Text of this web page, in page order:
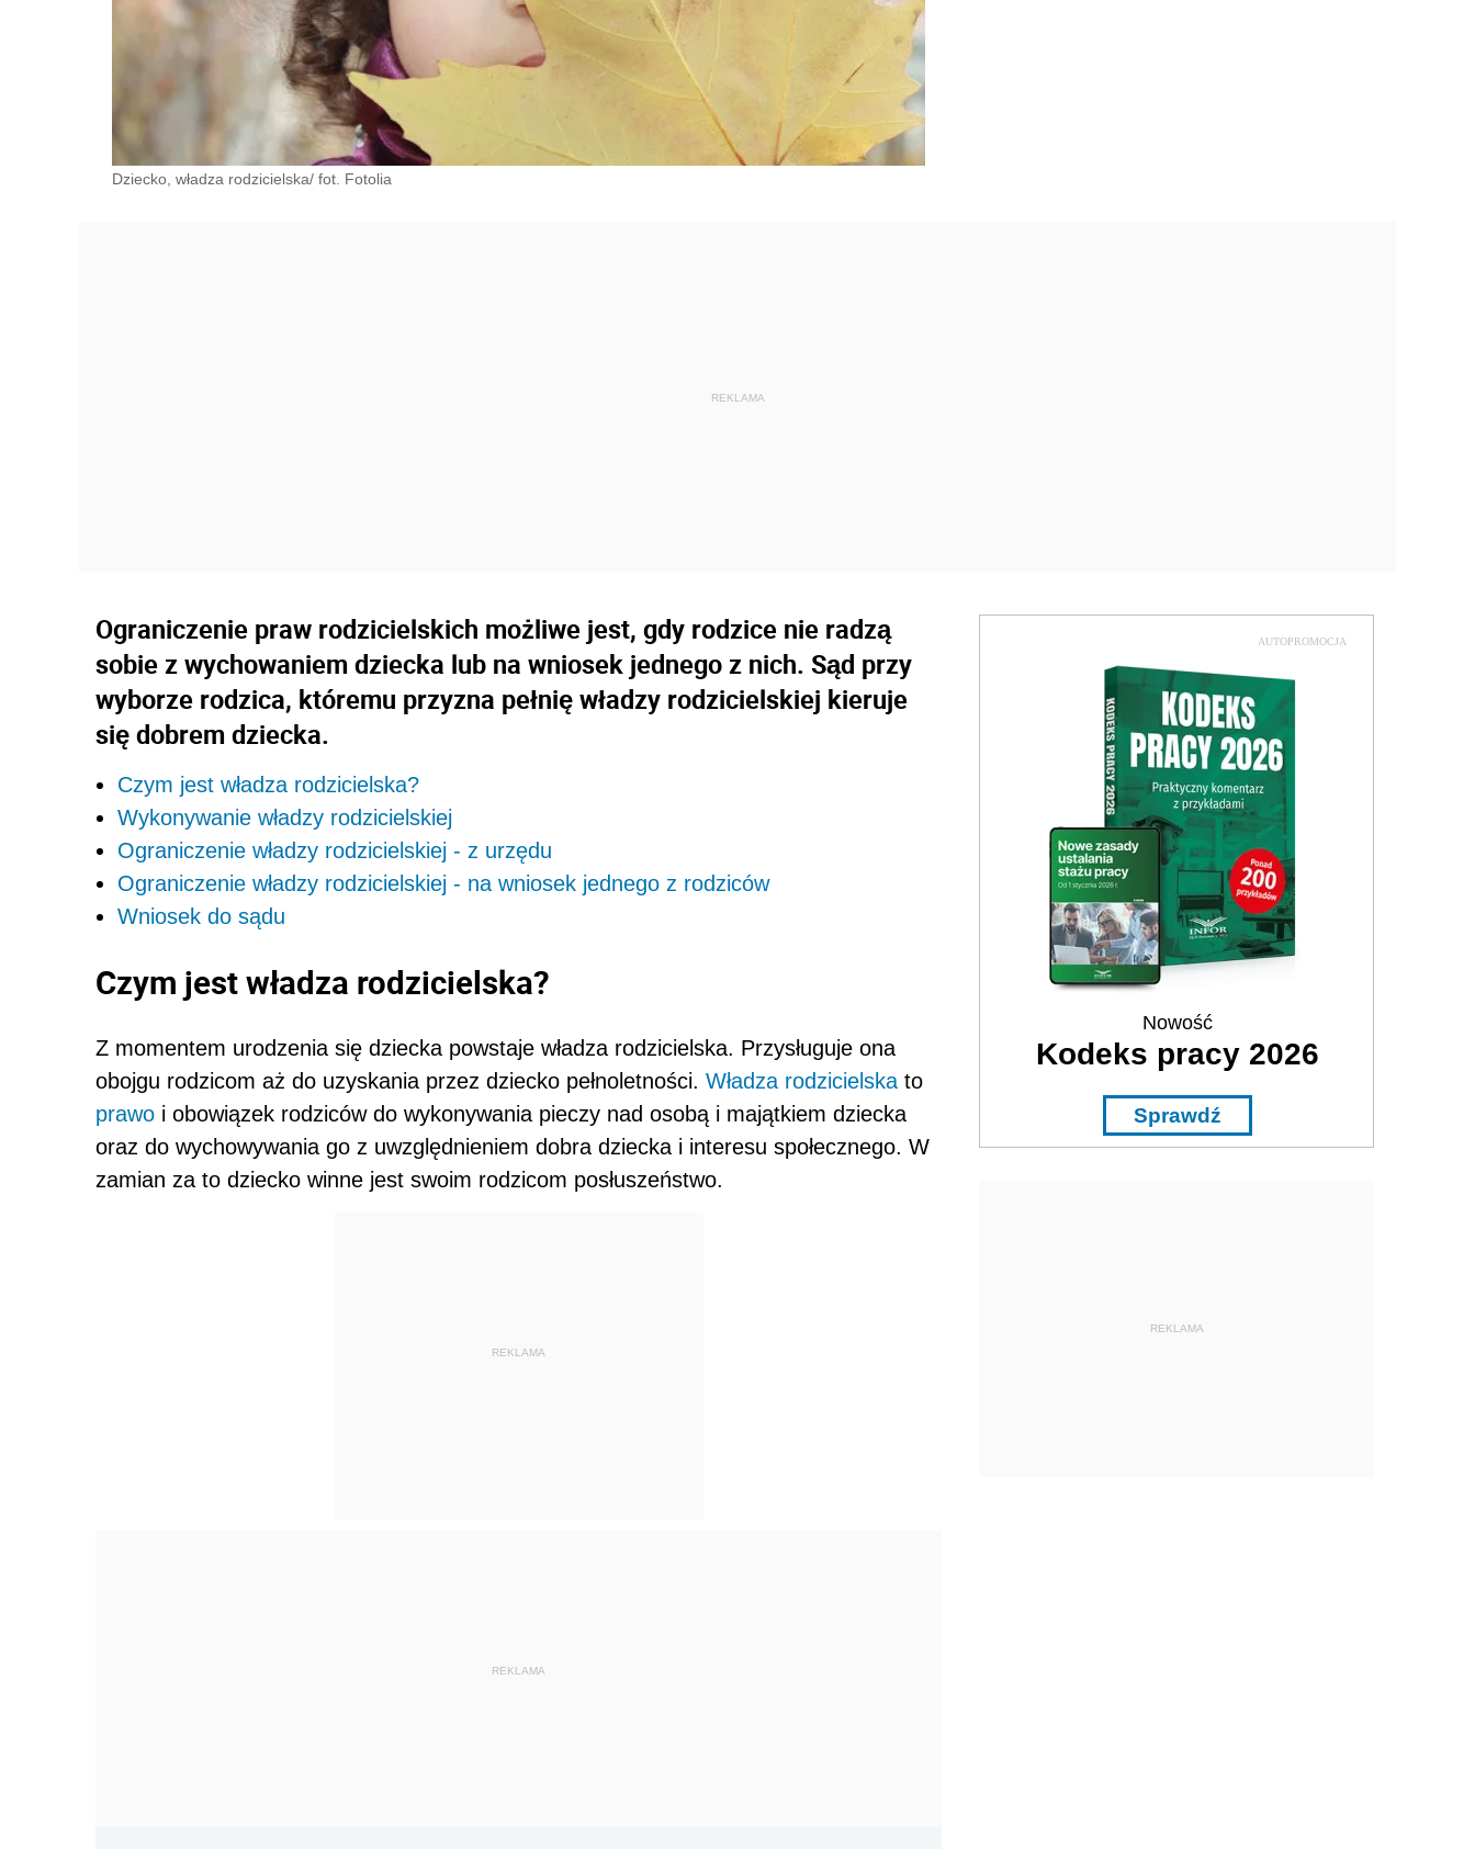
Dziecko, władza rodzicielska/ fot. Fotolia
Ograniczenie praw rodzicielskich możliwe jest, gdy rodzice nie radzą
sobie z wychowaniem dziecka lub na wniosek jednego z nich. Sąd przy
wyborze rodzica, któremu przyzna pełnię władzy rodzicielskiej kieruje
się dobrem dziecka.
Czym jest władza rodzicielska?
Wykonywanie władzy rodzicielskiej
Ograniczenie władzy rodzicielskiej - z urzędu
Ograniczenie władzy rodzicielskiej - na wniosek jednego z rodziców
Wniosek do sądu
Czym jest władza rodzicielska?
Z momentem urodzenia się dziecka powstaje władza rodzicielska. Przysługuje ona
obojgu rodzicom aż do uzyskania przez dziecko pełnoletności. Władza rodzicielska to
prawo i obowiązek rodziców do wykonywania pieczy nad osobą i majątkiem dziecka
oraz do wychowywania go z uwzględnieniem dobra dziecka i interesu społecznego. W
zamian za to dziecko winne jest swoim rodzicom posłuszeństwo.
REKLAMA
REKLAMA
AUTOPROMOCJA
Nowość
Kodeks pracy 2026
Sprawdź
REKLAMA